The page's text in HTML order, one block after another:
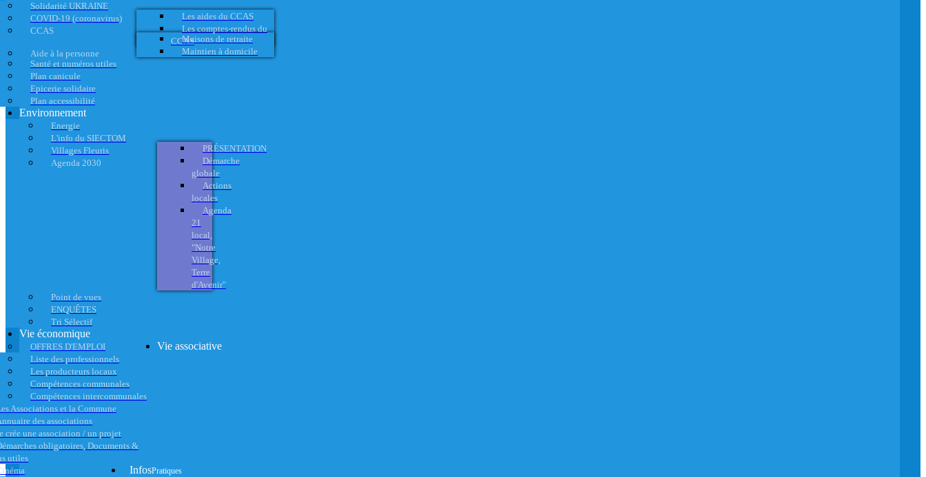
Solidarité UKRAINE
COVID-19 (coronavirus)
CCAS
Les aides du CCAS
Les comptes-rendus du
CCAS
Aide à la personne
Maisons de retraite
Maintien à domicile
Santé et numéros utiles
Plan canicule
Epicerie solidaire
Plan accessibilité
Environnement
Energie
L'info du SIECTOM
Villages Fleuris
Agenda 2030
PRÉSENTATION
Démarche
globale
Actions
locales
Agenda
21
local,
"Notre
Village,
Terre
d'Avenir"
Point de vues
ENQUÊTES
Tri Sélectif
Vie économique
OFFRES D'EMPLOI
Liste des professionnels
Les producteurs locaux
Compétences communales
Compétences intercommunales
Vie associative
Associations et la Commune
des associations
crée une association / un projet
obligatoires, Documents &
utiles
InfosPratiques